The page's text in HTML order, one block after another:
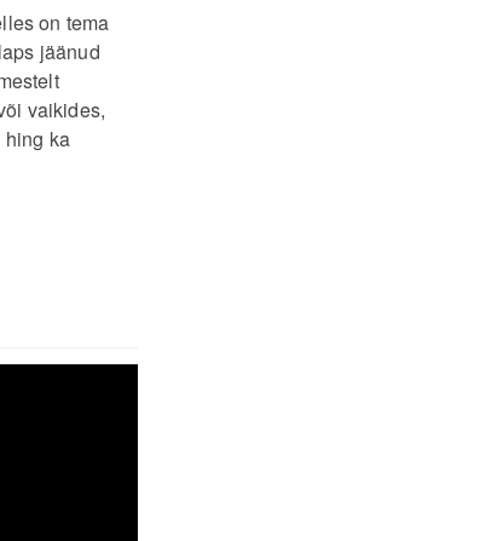
on tema
jäänud
vaikides,
hing ka